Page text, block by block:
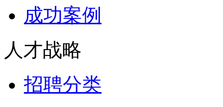
成功案例
人才战略
招聘分类